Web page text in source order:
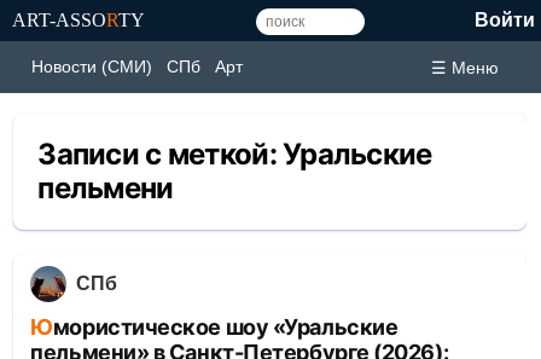
ART-ASSORTY Войти
Новости (СМИ) СПб Арт ☰ Меню
Записи с меткой:Уральские
пельмени
СПб
Юмористическое шоу «Уральские
пельмени» в Санкт-Петербурге (2026):